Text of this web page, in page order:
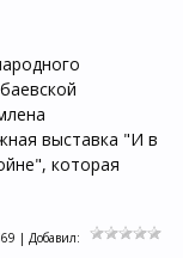
выставка "И в
которая
| Добавил: